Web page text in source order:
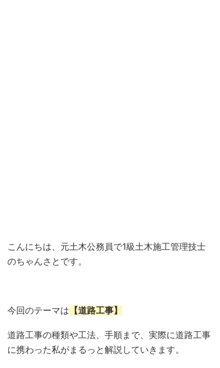
こんにちは、元土木公務員で1級土木施工管理技士
のちゃんさとです。
今回のテーマは 【道路工事】
道路工事の種類や工法、手順まで、実際に道路工事
に携わった私がまるっと解説していきます。